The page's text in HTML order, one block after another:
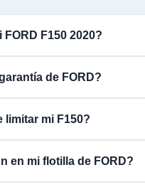
F150 2020?
de FORD?
limitar mi F150?
en mi flotilla de FORD?